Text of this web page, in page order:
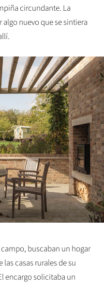
circundante. La
nuevo que se sintiera
buscaban un hogar
casas rurales de su
encargo solicitaba un